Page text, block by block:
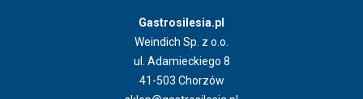
Gastrosilesia.pl
Weindich Sp. z o.o.
ul. Adamieckiego 8
41-503 Chorzów